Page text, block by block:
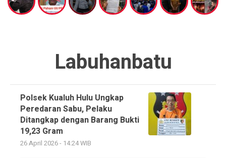
Labuhanbatu
Polsek Kualuh Hulu Ungkap
Peredaran Sabu, Pelaku
Ditangkap dengan Barang Bukti
19,23 Gram
26 April 2026 - 14:24 WIB